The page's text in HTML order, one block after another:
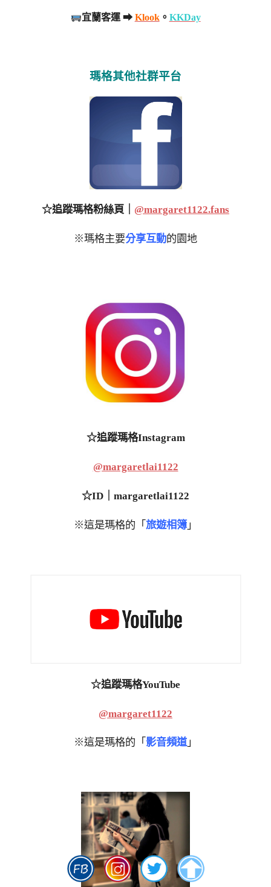
宜蘭客運 ➡ Klook。 KKDay
瑪格其他社群平台
☆追蹤瑪格粉絲頁｜ @margaret1122.fans
※瑪格主要分享互動的園地
☆追蹤瑪格Instagram
@margaretlai1122
☆ID｜margaretlai1122
※這是瑪格的「 旅遊相簿 」
☆追蹤瑪格YouTube
@margaret1122
※這是瑪格的「 影音頻道」